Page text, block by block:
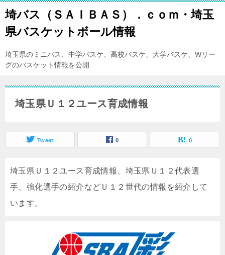
埼バス（ＳＡＩＢＡＳ）．ｃｏｍ・埼玉
県バスケットボール情報
埼玉県のミニバス、中学バスケ、高校バスケ、大学バスケ、Wリー
グのバスケット情報を公開
埼玉県Ｕ１２ユース育成情報
Tweet 0 0
埼玉県Ｕ１２ユース育成情報、埼玉県Ｕ１２代表選
手、強化選手の紹介などＵ１２世代の情報を紹介して
います。